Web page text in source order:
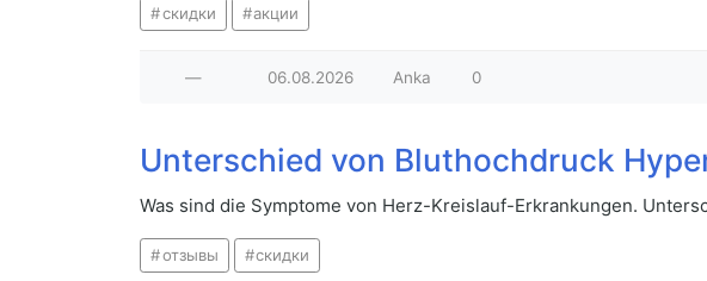
скидки акции
— 06.08.2026 Anka 0
Unterschied von Bluthochdruck
Was sind die Symptome von Herz-Kreislauf-Erkrankungen.
отзывы скидки